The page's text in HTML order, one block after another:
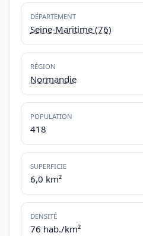
DÉPARTEMENT
Seine-Maritime (76)
RÉGION
Normandie
POPULATION
418
SUPERFICIE
6,0 km²
DENSITÉ
76 hab./km²